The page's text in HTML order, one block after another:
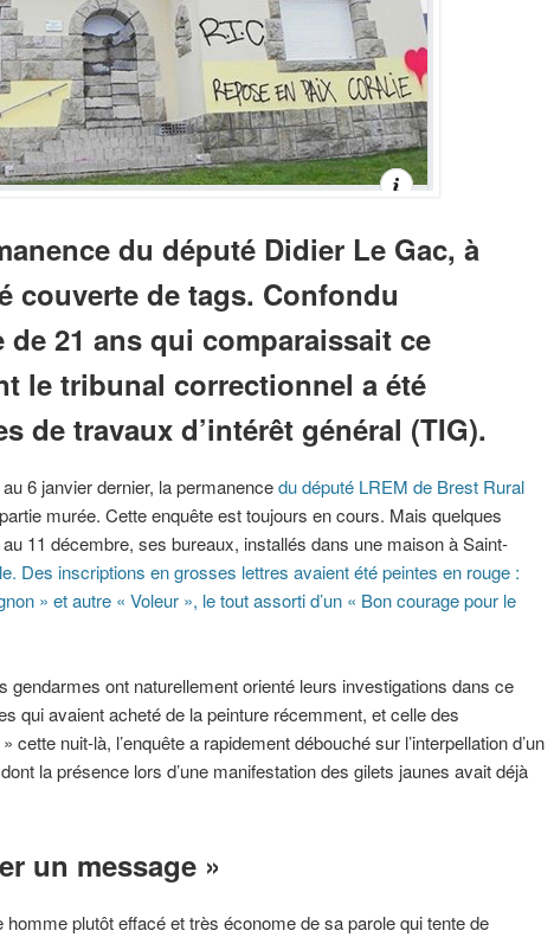
du député Didier Le Gac, à
couverte de tags. Confondu
de 21 ans qui comparaissait ce
le tribunal correctionnel a été
de travaux d’intérêt général (TIG).
6 janvier dernier, la permanencedu député LREM de Brest Rural
murée. Cette enquête est toujours en cours. Mais quelques
11 décembre, ses bureaux, installés dans une maison à Saint-
Des inscriptions en grosses lettres avaient été peintes en rouge :
» et autre « Voleur », le tout assorti d’un « Bon courage pour le
gendarmes ont naturellement orienté leurs investigations dans ce
qui avaient acheté de la peinture récemment, et celle des
nuit-là, l’enquête a rapidement débouché sur l’interpellation d’un
la présence lors d’une manifestation des gilets jaunes avait déjà
un message »
homme plutôt effacé et très économe de sa parole qui tente de